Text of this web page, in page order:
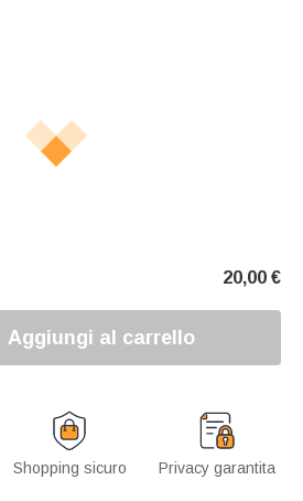
20,00 €
Aggiungi al carrello
Shopping sicuro Privacy garantita